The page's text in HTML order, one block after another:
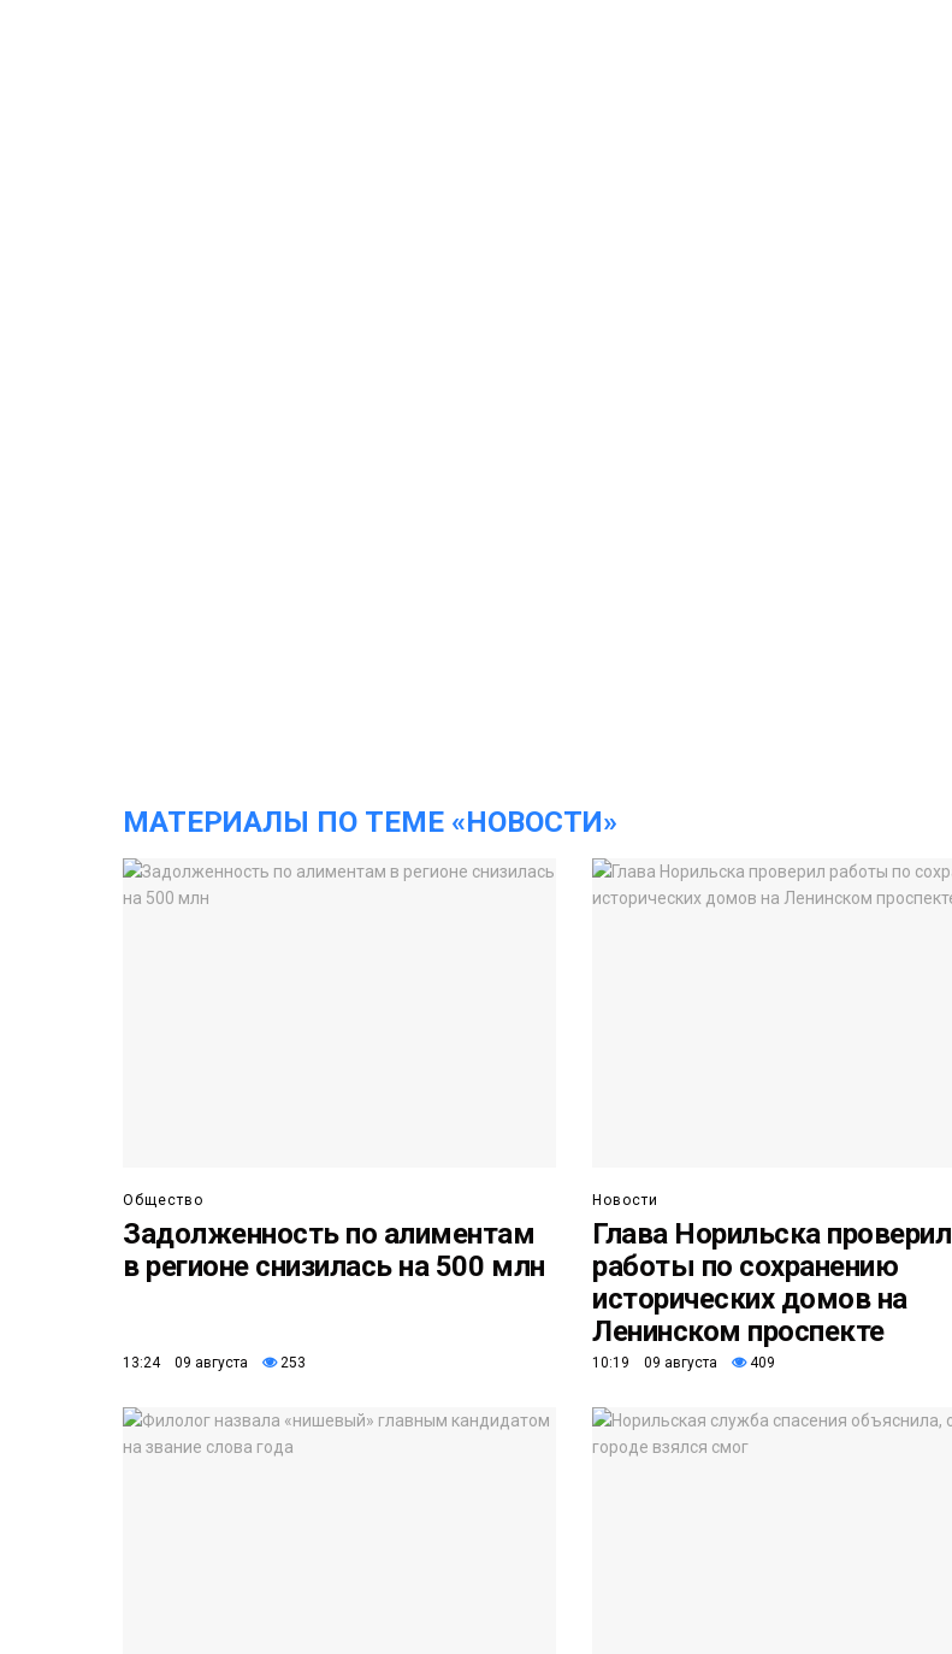
МАТЕРИАЛЫ ПО ТЕМЕ «НОВОСТИ»
Общество
Задолженность по алиментам
в регионе снизилась на 500 млн
13:24 09 августа 253
Новости
Глава Норильска проверил
работы по сохранению
исторических домов на
Ленинском проспекте
10:19 09 августа 409